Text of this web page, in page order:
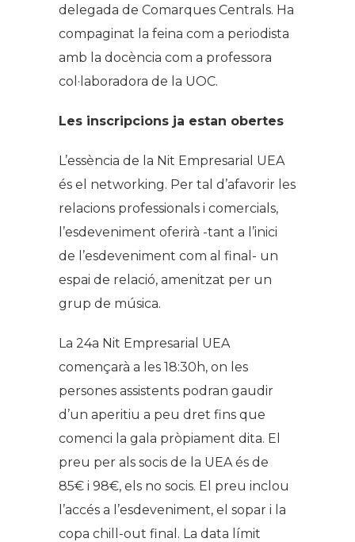
delegada de Comarques Centrals. Ha
compaginat la feina com a periodista
amb la docència com a professora
col·laboradora de la UOC.
Les inscripcions ja estan obertes
L’essència de la Nit Empresarial UEA
és el networking. Per tal d’afavorir les
relacions professionals i comercials,
l’esdeveniment oferirà -tant a l’inici
de l’esdeveniment com al final- un
espai de relació, amenitzat per un
grup de música.
La 24a Nit Empresarial UEA
començarà a les 18:30h, on les
persones assistents podran gaudir
d’un aperitiu a peu dret fins que
comenci la gala pròpiament dita. El
preu per als socis de la UEA és de
85€ i 98€, els no socis. El preu inclou
l’accés a l’esdeveniment, el sopar i la
copa chill-out final. La data límit